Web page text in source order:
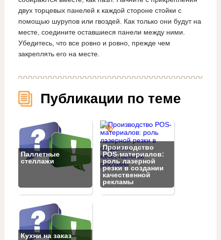
двух торцевых панелей к каждой стороне стойки с
помощью шурупов или гвоздей. Как только они будут на
месте, соедините оставшиеся панели между ними.
Убедитесь, что все ровно и ровно, прежде чем
закреплять его на месте.
Публикации по теме
Паллетные
стеллажи
Производство
POS-материалов:
роль лазерной
резки в создании
качественной
рекламы
Кухни на заказ